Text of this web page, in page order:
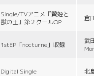
Single/TVアニメ『贄姫と
獣の王』第２クールOP
倉
1stEP「nocturne」収録
武
Digital Single 北